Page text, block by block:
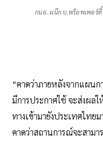
กนอ. ผนึก บ.พร็อพเพอร์
“คาดว่าภายหลังจากแผน
มีการประกาศใช้ จะส่งผล
ทางเข้ามายังประเทศไท
คาดว่าสถานการณ์จะสาม